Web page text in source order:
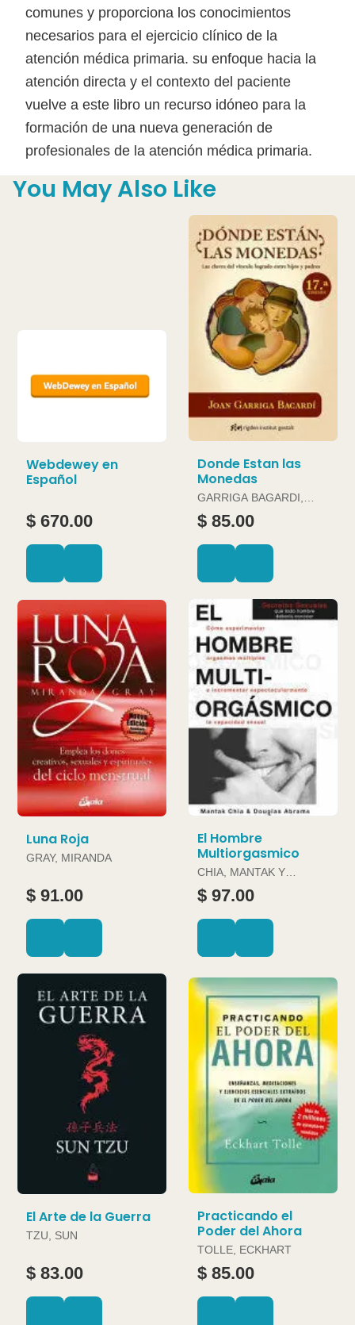
comunes y proporciona los conocimientos
necesarios para el ejercicio clínico de la
atención médica primaria. su enfoque hacia la
atención directa y el contexto del paciente
vuelve a este libro un recurso idóneo para la
formación de una nueva generación de
profesionales de la atención médica primaria.
You May Also Like
Webdewey en
Español
$ 670.00
Donde Estan las
Monedas
GARRIGA BAGARDI,
JOAN
$ 85.00
Luna Roja
GRAY, MIRANDA
$ 91.00
El Hombre
Multiorgasmico
CHIA, MANTAK Y
DOUGLAS ABRAMS
$ 97.00
El Arte de la Guerra
TZU, SUN
$ 83.00
Practicando el
Poder del Ahora
TOLLE, ECKHART
$ 85.00